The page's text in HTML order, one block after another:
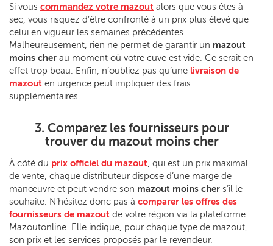
Si vous commandez votre mazout alors que vous êtes à
sec, vous risquez d’être confronté à un prix plus élevé que
celui en vigueur les semaines précédentes.
Malheureusement, rien ne permet de garantir un mazout
moins cher au moment où votre cuve est vide. Ce serait en
effet trop beau. Enfin, n’oubliez pas qu’une livraison de
mazout en urgence peut impliquer des frais
supplémentaires.
3. Comparez les fournisseurs pour
trouver du mazout moins cher
À côté du prix officiel du mazout, qui est un prix maximal
de vente, chaque distributeur dispose d’une marge de
manœuvre et peut vendre son mazout moins cher s’il le
souhaite. N’hésitez donc pas à comparer les offres des
fournisseurs de mazout de votre région via la plateforme
Mazoutonline. Elle indique, pour chaque type de mazout,
son prix et les services proposés par le revendeur.